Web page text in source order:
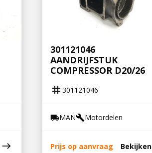
east
301121046
AANDRIJFSTUK
COMPRESSOR D20/26
tag 301121046
local_shippingMANbuildMotordelen
Prijs op aanvraag Bekijken